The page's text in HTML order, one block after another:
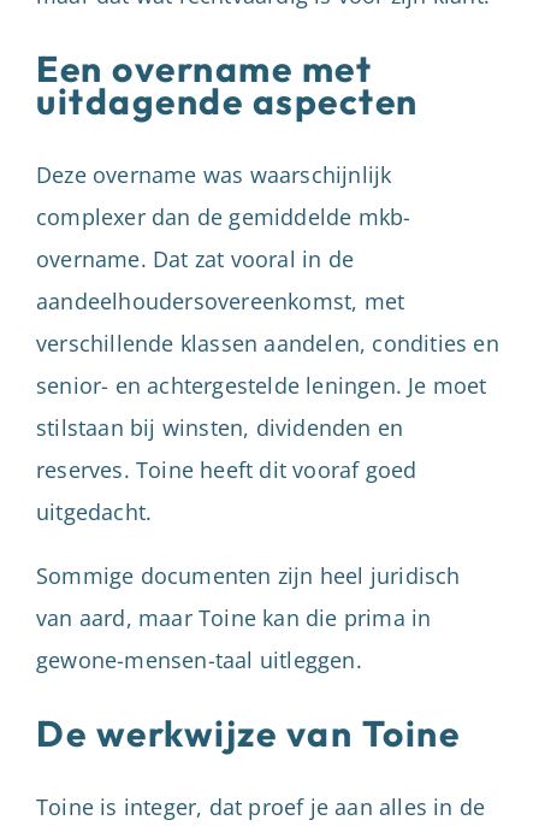
Een overname met
uitdagende aspecten
Deze overname was waarschijnlijk
complexer dan de gemiddelde mkb-
overname. Dat zat vooral in de
aandeelhoudersovereenkomst, met
verschillende klassen aandelen, condities en
senior- en achtergestelde leningen. Je moet
stilstaan bij winsten, dividenden en
reserves. Toine heeft dit vooraf goed
uitgedacht.
Sommige documenten zijn heel juridisch
van aard, maar Toine kan die prima in
gewone-mensen-taal uitleggen.
De werkwijze van Toine
Toine is integer, dat proef je aan alles in de